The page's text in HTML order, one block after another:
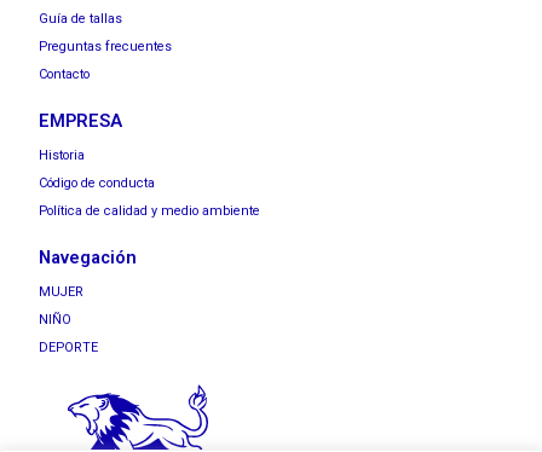
Guía de tallas
Preguntas frecuentes
Contacto
EMPRESA
Historia
Código de conducta
Política de calidad y medio ambiente
Navegación
MUJER
NIÑO
DEPORTE